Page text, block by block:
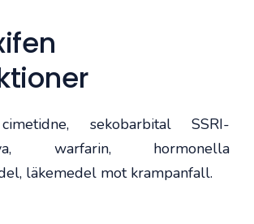
sekobarbital SSRI-
warfarin, hormonella
läkemedel mot krampanfall.